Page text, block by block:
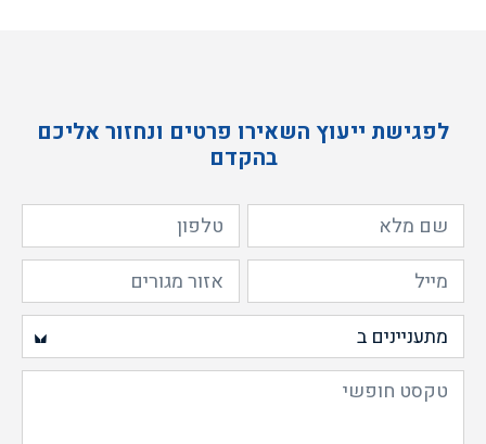
לפגישת ייעוץ השאירו פרטים ונחזור אליכם
בהקדם